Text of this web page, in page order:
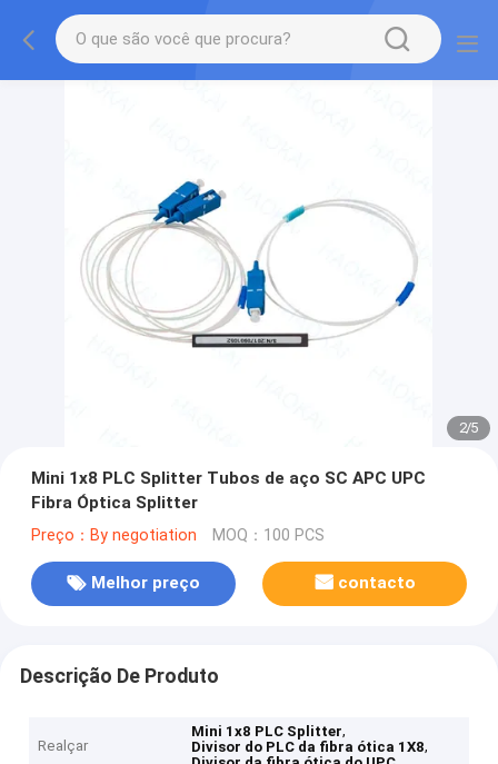
2/5
Mini 1x8 PLC Splitter Tubos de aço SC APC UPC
Fibra Óptica Splitter
Preço：By negotiation MOQ：100 PCS
Melhor preço contacto
Descrição De Produto
Realçar
Mini 1x8 PLC Splitter,
Divisor do PLC da fibra ótica 1X8,